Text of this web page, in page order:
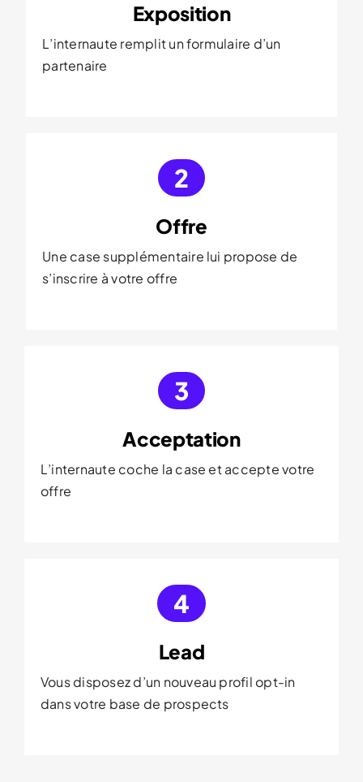
Exposition
L’internaute remplit un formulaire d’un
partenaire
2
Offre
Une case supplémentaire lui propose de
s’inscrire à votre offre
3
Acceptation
L’internaute coche la case et accepte votre
offre
4
Lead
Vous disposez d’un nouveau profil opt-in
dans votre base de prospects